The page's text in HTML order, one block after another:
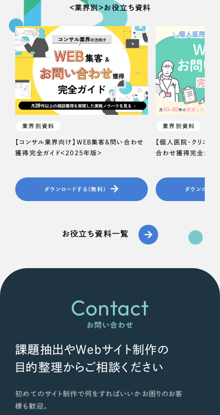
＜業界別＞お役立ち資料
業界別資料
【コンサル業界向け】WEB集客＆問い合わせ
獲得完全ガイド＜2025年版＞
ダウンロードする（無料）
業界別資料
【個人医院・クリニッ
合わせ獲得完全ガイ
ダウンロード
お役立ち資料一覧
Contact
お問い合わせ
課題抽出やWebサイト制作の
目的整理からご相談ください
初めてのサイト制作で何をすればいいかお困りのお客
様も歓迎。